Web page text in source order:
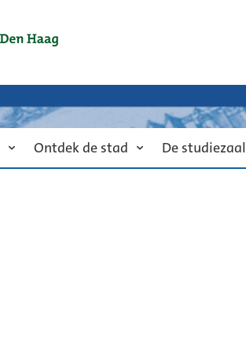
Ontdek de stad De studiezaal